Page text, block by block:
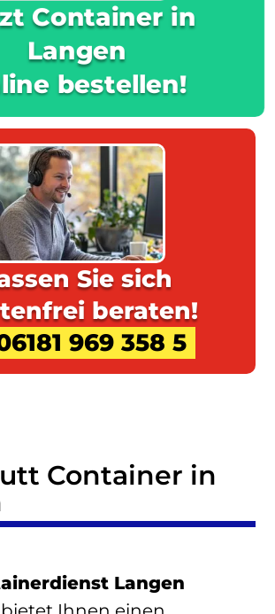
Container in
Langen
bestellen!
Sie sich
beraten!
969 358 5
Container in
Langen